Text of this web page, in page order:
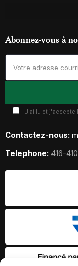
Abonnez-vous à
J'ai lu et j'accepte
Contactez-nous:
Telephone: 416-